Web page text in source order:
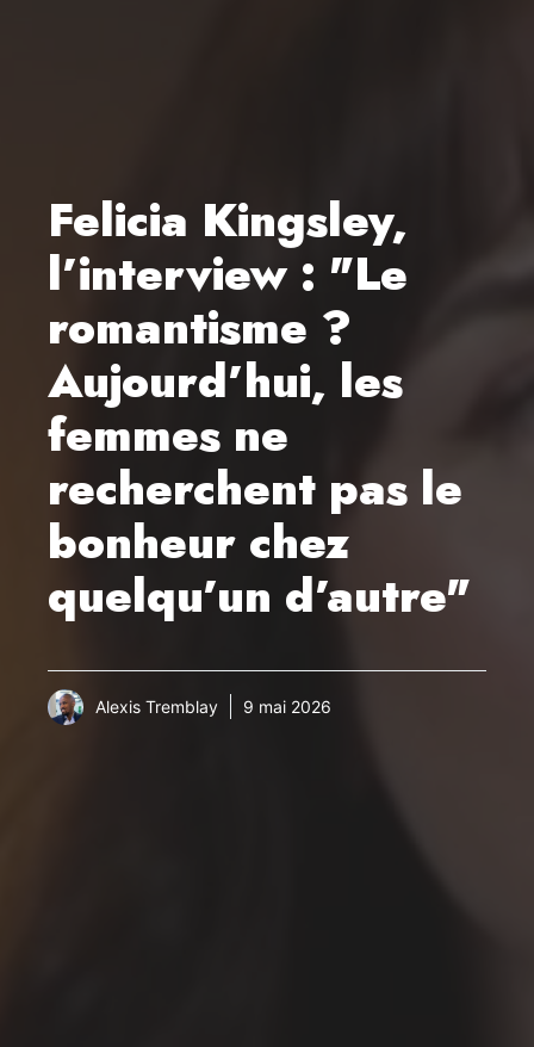
Felicia Kingsley,
l’interview : "Le
romantisme ?
Aujourd’hui, les
femmes ne
recherchent pas le
bonheur chez
quelqu’un d’autre"
Alexis Tremblay 9 mai 2026